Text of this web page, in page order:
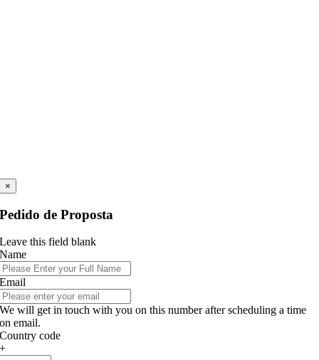
×
Pedido de Proposta
Leave this field blank
Name
Email
We will get in touch with you on this number after scheduling a time
on email.
Country code
+